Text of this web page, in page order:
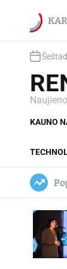
Egidijui
KAUNO